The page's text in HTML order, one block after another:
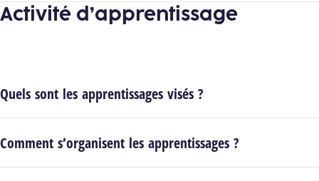
Activité d’apprentissage
Quels sont les apprentissages visés ?
Comment s’organisent les apprentissages ?